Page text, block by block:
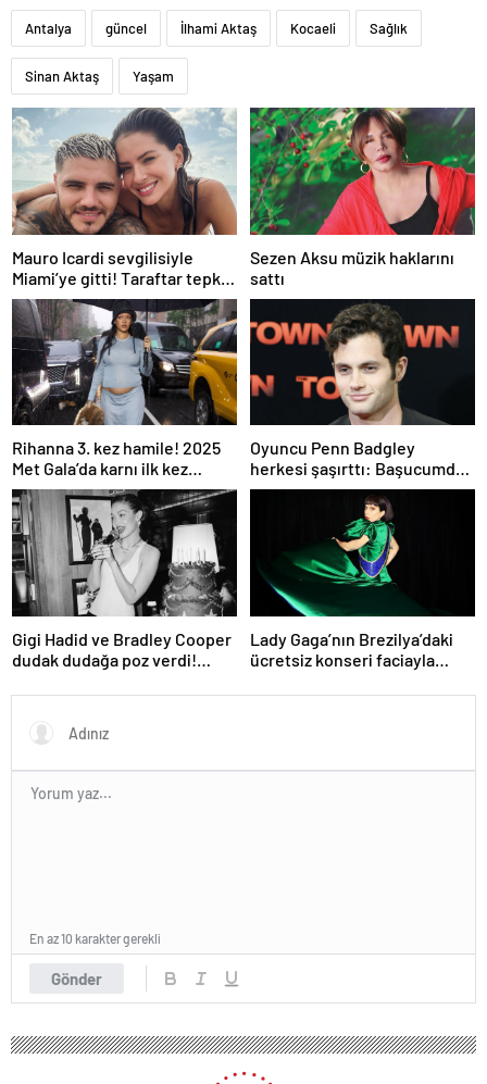
Antalya güncel İlhami Aktaş Kocaeli Sağlık
Sinan Aktaş Yaşam
Mauro Icardi sevgilisiyle
Miami’ye gitti! Taraftar tepki
gösterdi
Sezen Aksu müzik haklarını
sattı
Rihanna 3. kez hamile! 2025
Met Gala’da karnı ilk kez
görüntülendi
Oyuncu Penn Badgley
herkesi şaşırttı: Başucumda
Kur’an-ı Kerim var
Gigi Hadid ve Bradley Cooper
dudak dudağa poz verdi!
Lady Gaga’nın Brezilya’daki
ücretsiz konseri faciayla
Gönder
En az 10 karakter gerekli